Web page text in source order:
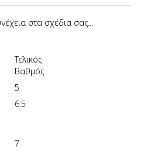
στα σχέδια σας...
Τελικός
Βαθμός
5
6.5
7